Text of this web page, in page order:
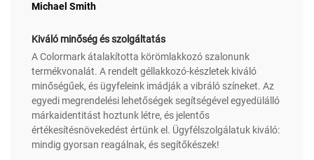
Michael Smith
Kiváló minőség és szolgáltatás
A Colormark átalakította körömlakkozó szalonunk
termékvonalát. A rendelt géllakkozó-készletek kiváló
minőségűek, és ügyfeleink imádják a vibráló színeket. Az
egyedi megrendelési lehetőségek segítségével egyedülálló
márkaidentitást hoztunk létre, és jelentős
értékesítésnövekedést értünk el. Ügyfélszolgálatuk kiváló:
mindig gyorsan reagálnak, és segítőkészek!